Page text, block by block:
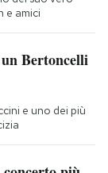
e amici
Bertoncelli
e uno dei più